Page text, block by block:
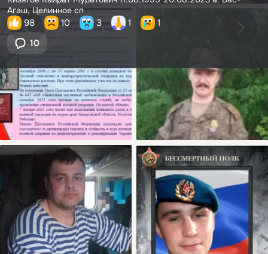
Агаш, Целинное сп
98 10 3 1
1
10